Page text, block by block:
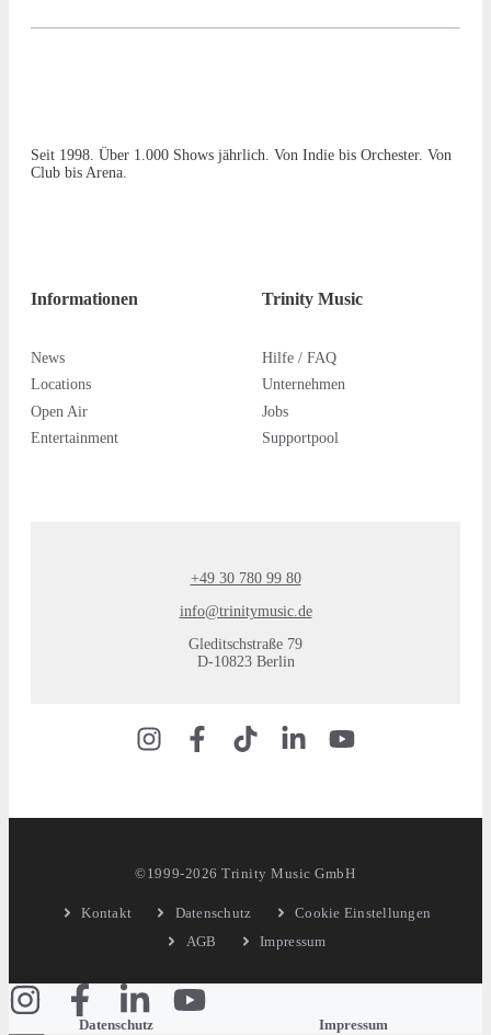
Seit 1998. Über 1.000 Shows jährlich. Von Indie bis Orchester. Von
Club bis Arena.
Informationen
News
Locations
Open Air
Entertainment
Trinity Music
Hilfe / FAQ
Unternehmen
Jobs
Supportpool
+49 30 780 99 80
info@trinitymusic.de
Gleditschstraße 79
D-10823 Berlin
©1999-2026 Trinity Music GmbH
Kontakt Datenschutz
Cookie Einstellungen
AGB
Impressum
Datenschutz Impressum